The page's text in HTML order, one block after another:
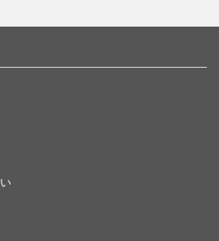
ルが出来ない場合がございます。あら
。